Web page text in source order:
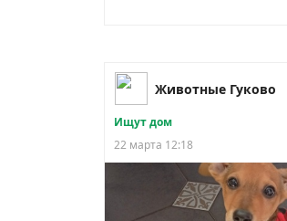
Животные Гуково
Ищут дом
22 марта 12:18